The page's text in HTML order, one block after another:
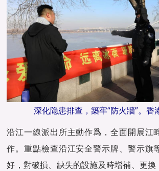
深化隐患排查，築牢“防火牆”。香
沿江一線派出所主動作爲，全面開展江
作。重點檢查沿江安全警示牌、警示旗
好，對破損、缺失的設施及時增補、更